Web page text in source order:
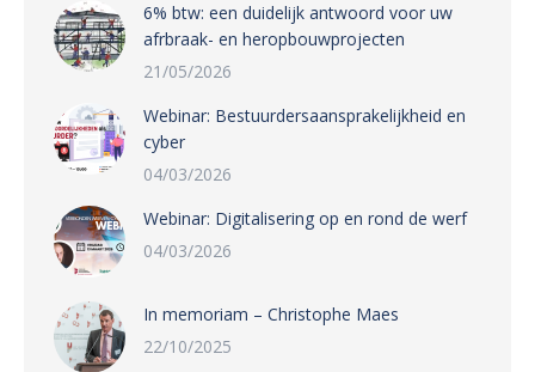
6% btw: een duidelijk antwoord voor uw
afrbraak- en heropbouwprojecten
21/05/2026
Webinar: Bestuurdersaansprakelijkheid en
cyber
04/03/2026
Webinar: Digitalisering op en rond de werf
04/03/2026
In memoriam – Christophe Maes
22/10/2025